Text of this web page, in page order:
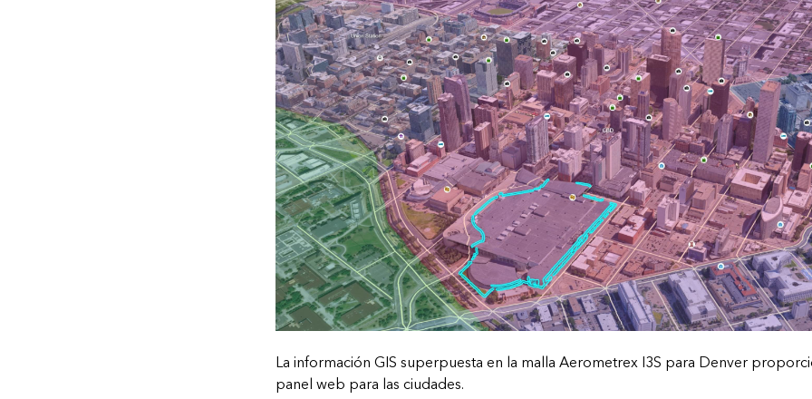
La información GIS superpuesta en la malla Aerometrex I3S para Denver
panel web para las ciudades.